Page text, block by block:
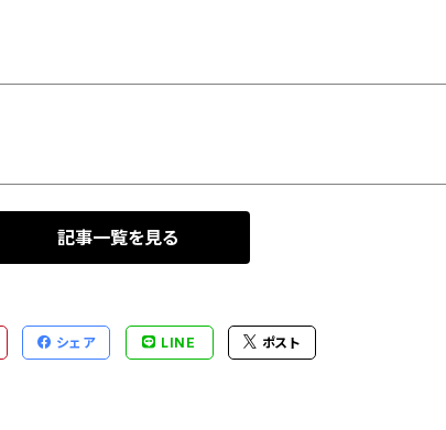
記事一覧を見る
シェア LINE ポスト